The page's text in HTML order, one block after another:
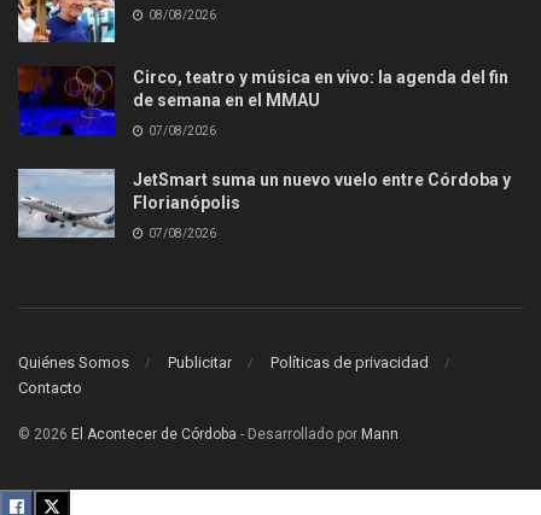
08/08/2026
Circo, teatro y música en vivo: la agenda del fin
de semana en el MMAU
07/08/2026
JetSmart suma un nuevo vuelo entre Córdoba y
Florianópolis
07/08/2026
Quiénes Somos Publicitar
Políticas de privacidad
Contacto
© 2026 El Acontecer de Córdoba - Desarrollado por Mann